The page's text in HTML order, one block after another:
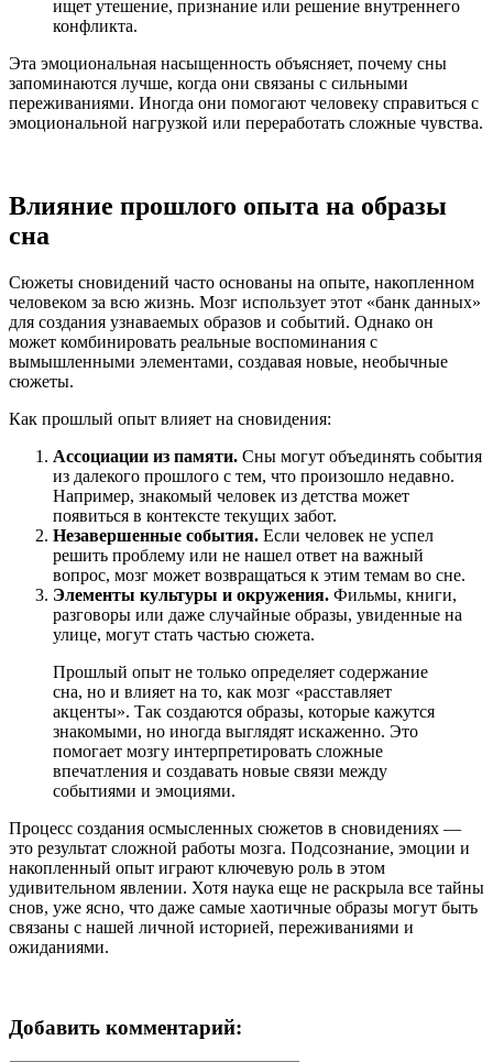
ищет утешение, признание или решение внутреннего
конфликта.
Эта эмоциональная насыщенность объясняет, почему сны
запоминаются лучше, когда они связаны с сильными
переживаниями. Иногда они помогают человеку справиться с
эмоциональной нагрузкой или переработать сложные чувства.
Влияние прошлого опыта на образы
сна
Сюжеты сновидений часто основаны на опыте, накопленном
человеком за всю жизнь. Мозг использует этот «банк данных»
для создания узнаваемых образов и событий. Однако он
может комбинировать реальные воспоминания с
вымышленными элементами, создавая новые, необычные
сюжеты.
Как прошлый опыт влияет на сновидения:
Ассоциации из памяти. Сны могут объединять события
из далекого прошлого с тем, что произошло недавно.
Например, знакомый человек из детства может
появиться в контексте текущих забот.
Незавершенные события. Если человек не успел
решить проблему или не нашел ответ на важный
вопрос, мозг может возвращаться к этим темам во сне.
Элементы культуры и окружения. Фильмы, книги,
разговоры или даже случайные образы, увиденные на
улице, могут стать частью сюжета.
Прошлый опыт не только определяет содержание
сна, но и влияет на то, как мозг «расставляет
акценты». Так создаются образы, которые кажутся
знакомыми, но иногда выглядят искаженно. Это
помогает мозгу интерпретировать сложные
впечатления и создавать новые связи между
событиями и эмоциями.
Процесс создания осмысленных сюжетов в сновидениях —
это результат сложной работы мозга. Подсознание, эмоции и
накопленный опыт играют ключевую роль в этом
удивительном явлении. Хотя наука еще не раскрыла все тайны
снов, уже ясно, что даже самые хаотичные образы могут быть
связаны с нашей личной историей, переживаниями и
ожиданиями.
Добавить комментарий: